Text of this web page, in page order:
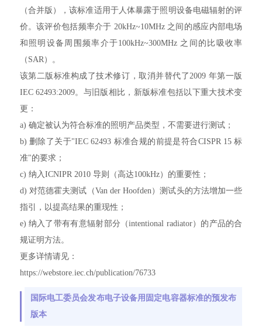
（合并版），该标准适用于人体暴露于照明设备电磁辐射的评
价。该评价包括频率介于 20kHz~10MHz 之间的感应内部电场
和照明设备周围频率介于100kHz~300MHz 之间的比吸收率
（SAR）。
该第二版标准构成了技术修订，取消并替代了2009 年第一版
IEC 62493:2009。与旧版相比，新版标准包括以下重大技术变
更：
a) 确定被认为符合标准的照明产品类型，不需要进行测试；
b) 删除了关于"IEC 62493 标准合规的前提是符合CISPR 15 标
准"的要求；
c) 纳入ICNIPR 2010 导则（高达100kHz）的重要性；
d) 对范德霍夫测试（Van der Hoofden）测试头的方法增加一些
指引，以提高结果的重现性；
e) 纳入了带有有意辐射部分（intentional radiator）的产品的合
规证明方法。
更多详情请见：
https://webstore.iec.ch/publication/76733
国际电工委员会发布电子设备用固定电容器标准的预发布
版本